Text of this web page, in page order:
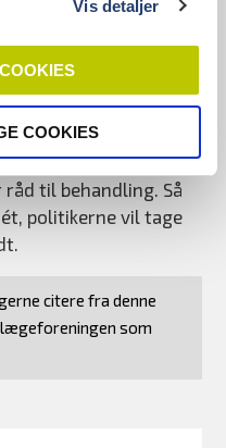
Vis detaljer
COOKIES
til et spørgsmål om
kommer til
øge patienternes
Det betyder, at
patienter med
til behandling. Så
politikerne vil tage
citere fra denne
som